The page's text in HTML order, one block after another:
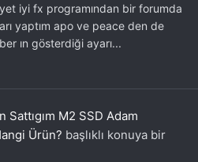
iyi fx programından bir forumda
yaptım apo ve peace den de
ın gösterdiği ayarı...
Sattıgım M2 SSD Adam
Ürün? başlıklı konuya bir